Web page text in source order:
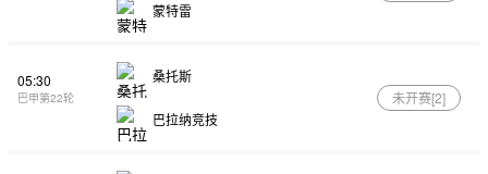
蒙特雷
05:30
巴甲第22轮
桑托斯
巴拉纳竞技
未开赛[2]